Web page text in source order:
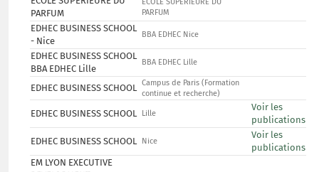
PARFUM
PARFUM
EDHEC BUSINESS SCHOOL
- Nice
BBA EDHEC Nice
EDHEC BUSINESS SCHOOL
BBA EDHEC Lille
BBA EDHEC Lille
EDHEC BUSINESS SCHOOL Campus de Paris (Formation
continue et recherche)
EDHEC BUSINESS SCHOOL Lille
Voir les
publications
EDHEC BUSINESS SCHOOL
Nice
Voir les
publications
EM LYON EXECUTIVE